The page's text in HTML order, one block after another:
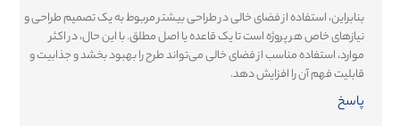
بنابراین، استفاده از فضای خالی در طراحی بیشتر مربوط به یک تصمیم طراحی و
نیازهای خاص هر پروژه است تا یک قاعده یا اصل مطلق. با این حال، در اکثر
موارد، استفاده مناسب از فضای خالی می‌تواند طرح را بهبود بخشد و جذابیت و
قابلیت فهم آن را افزایش دهد.
پاسخ